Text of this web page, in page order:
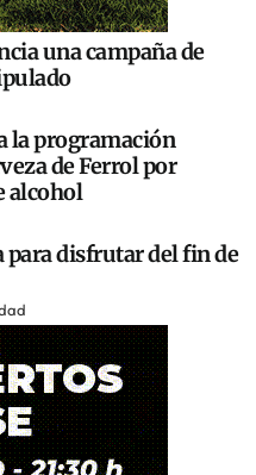
una campaña de
la programación
de Ferrol por
alcohol
para disfrutar del fin de